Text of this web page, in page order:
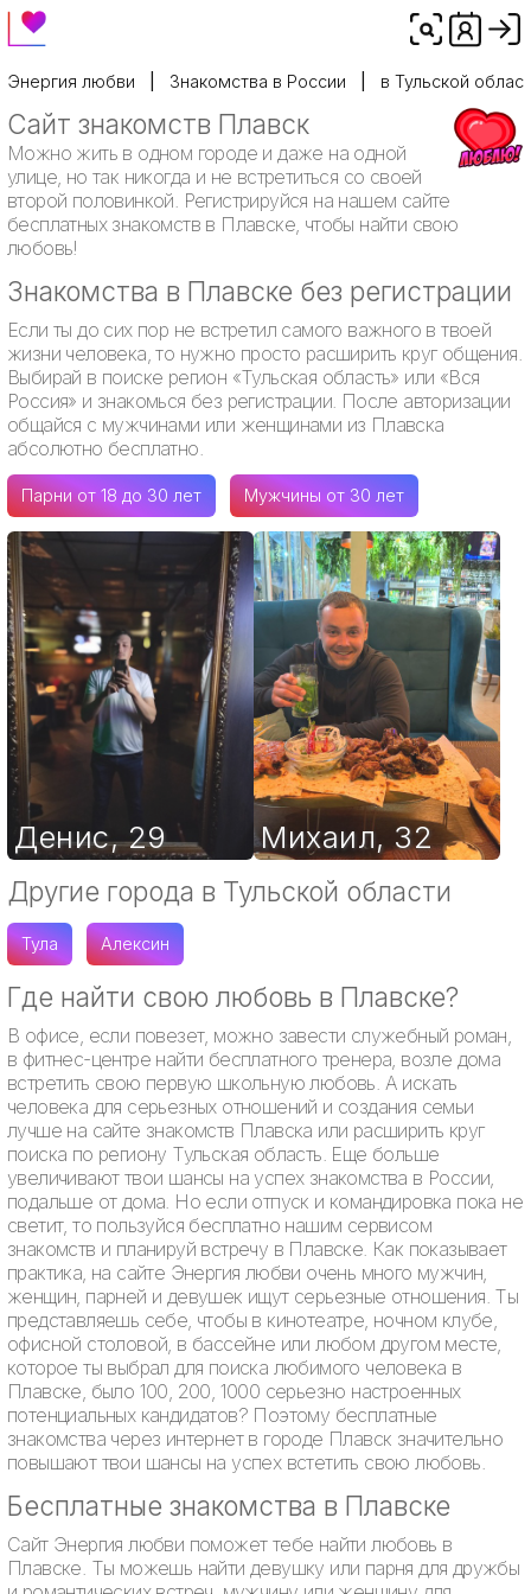
Энергия любви Знакомства в России в Тульской
Сайт знакомств Плавск
Можно жить в одном городе и даже на одной
улице, но так никогда и не встретиться со своей
второй половинкой. Регистрируйся на нашем сайте
бесплатных знакомств в Плавске, чтобы найти свою
любовь!
Знакомства в Плавске без регистрации
Если ты до сих пор не встретил самого важного в твоей
жизни человека, то нужно просто расширить круг общения.
Выбирай в поиске регион «Тульская область» или «Вся
Россия» и знакомься без регистрации. После авторизации
общайся с мужчинами или женщинами из Плавска
абсолютно бесплатно.
Парни от 18 до 30 лет Мужчины от 30 лет
Денис,29 Михаил, 32
Другие города в Тульской области
Тула Алексин
Где найти свою любовь в Плавске?
В офисе, если повезет, можно завести служебный роман,
в фитнес-центре найти бесплатного тренера, возле дома
встретить свою первую школьную любовь. А искать
человека для серьезных отношений и создания семьи
лучше на сайте знакомств Плавска или расширить круг
поиска по региону Тульская область. Еще больше
увеличивают твои шансы на успех знакомства в России,
подальше от дома. Но если отпуск и командировка пока не
светит, то пользуйся бесплатно нашим сервисом
знакомств и планируй встречу в Плавске. Как показывает
практика, на сайте Энергия любви очень много мужчин,
женщин, парней и девушек ищут серьезные отношения. Ты
представляешь себе, чтобы в кинотеатре, ночном клубе,
офисной столовой, в бассейне или любом другом месте,
которое ты выбрал для поиска любимого человека в
Плавске, было 100, 200, 1000 серьезно настроенных
потенциальных кандидатов? Поэтому бесплатные
знакомства через интернет в городе Плавск значительно
повышают твои шансы на успех встетить свою любовь.
Бесплатные знакомства в Плавске
Сайт Энергия любви поможет тебе найти любовь в
Плавске. Ты можешь найти девушку или парня для дружбы